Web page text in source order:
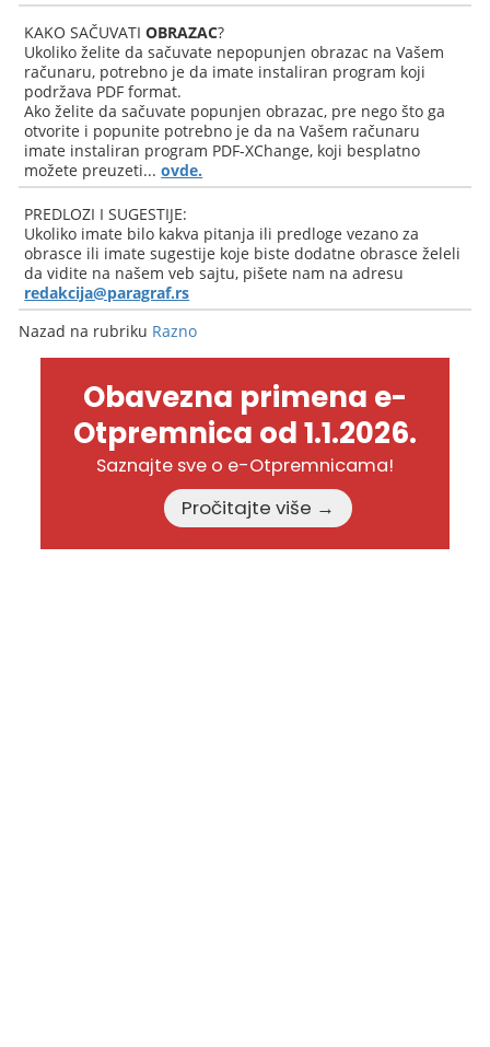
KAKO SAČUVATIOBRAZAC?
Ukoliko želite da sačuvate nepopunjen obrazac na Vašem
računaru, potrebno je da imate instaliran program koji
podržava PDF format.
Ako želite da sačuvate popunjen obrazac, pre nego što ga
otvorite i popunite potrebno je da na Vašem računaru
imate instaliran program PDF-XChange, koji besplatno
možete preuzeti...ovde.
PREDLOZI I SUGESTIJE:
Ukoliko imate bilo kakva pitanja ili predloge vezano za
obrasce ili imate sugestije koje biste dodatne obrasce želeli
da vidite na našem veb sajtu, pišete nam na adresu
redakcija@paragraf.rs
Nazad na rubriku Razno
Obavezna primena e-
Otpremnica od 1.1.2026.
Saznajte sve o e-Otpremnicama!
Pročitajte više →